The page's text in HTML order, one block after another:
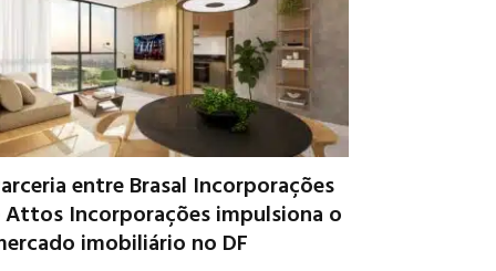
entre Brasal Incorporações
Attos Incorporações impulsiona o
imobiliário no DF